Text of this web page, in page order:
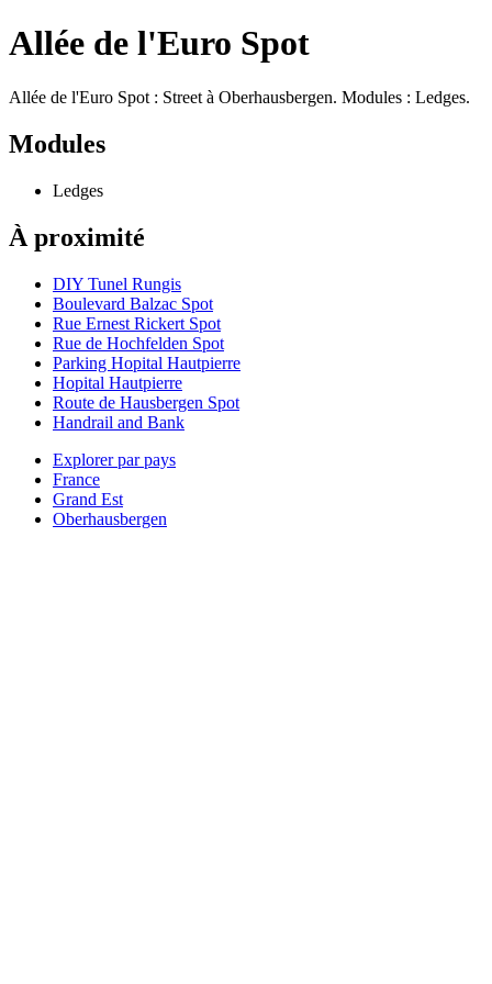
Allée de l'Euro Spot
Allée de l'Euro Spot : Street à Oberhausbergen. Modules : Ledges.
Modules
Ledges
À proximité
DIY Tunel Rungis
Boulevard Balzac Spot
Rue Ernest Rickert Spot
Rue de Hochfelden Spot
Parking Hopital Hautpierre
Hopital Hautpierre
Route de Hausbergen Spot
Handrail and Bank
Explorer par pays
France
Grand Est
Oberhausbergen